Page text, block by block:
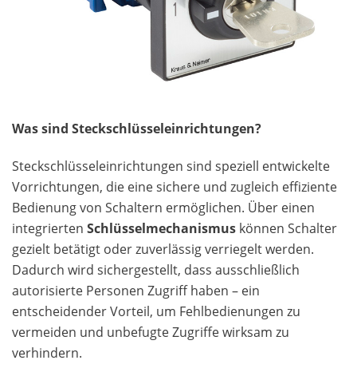
Was sind Steckschlüsseleinrichtungen?
Steckschlüsseleinrichtungen sind speziell entwickelte
Vorrichtungen, die eine sichere und zugleich effiziente
Bedienung von Schaltern ermöglichen. Über einen
integrierten Schlüsselmechanismus können Schalter
gezielt betätigt oder zuverlässig verriegelt werden.
Dadurch wird sichergestellt, dass ausschließlich
autorisierte Personen Zugriff haben – ein
entscheidender Vorteil, um Fehlbedienungen zu
vermeiden und unbefugte Zugriffe wirksam zu
verhindern.